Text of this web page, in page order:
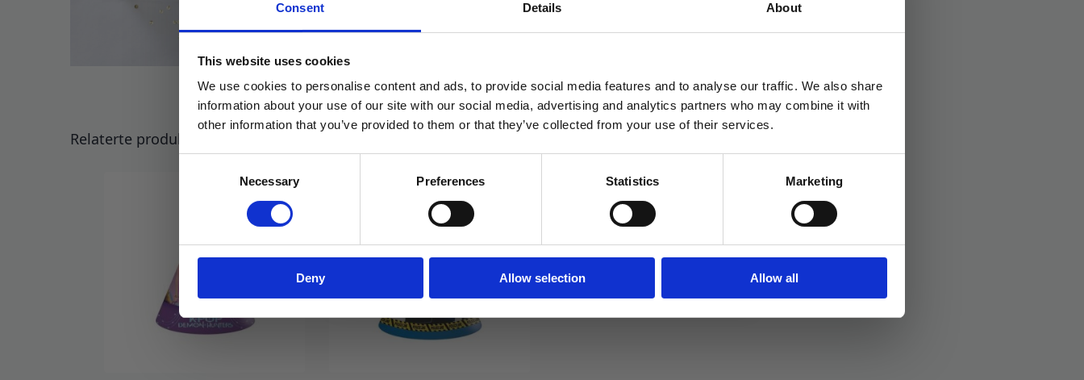
Consent Details About
This website uses cookies
We use cookies to personalise content and ads, to provide social media features and to analyse our traffic. We also share
information about your use of our site with our social media, advertising and analytics partners who may combine it with
other information that you’ve provided to them or that they’ve collected from your use of their services.
Necessary Preferences Statistics Marketing
Deny Allow selection Allow all
Relaterte produkter
få eksklusive tilbud og masse
inspirasjon rett i innboksen
Ja takk! Jeg vil gjerne få brev fra dere!